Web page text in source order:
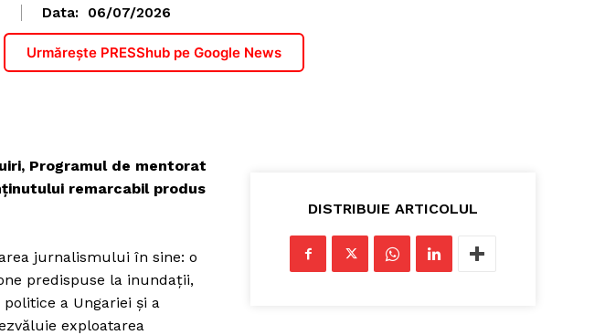
Data: 06/07/2026
Urmărește PRESShub pe Google News
Programul de mentorat
remarcabil produs
jurnalismului în sine: o
predispuse la inundații,
a Ungariei și a
exploatarea
DISTRIBUIE ARTICOLUL